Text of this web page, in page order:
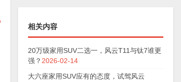
相关内容
20万级家用SUV二选一，风云T11与钛7谁更
强？ 2026-02-14
大六座家用SUV应有的态度，试驾风云